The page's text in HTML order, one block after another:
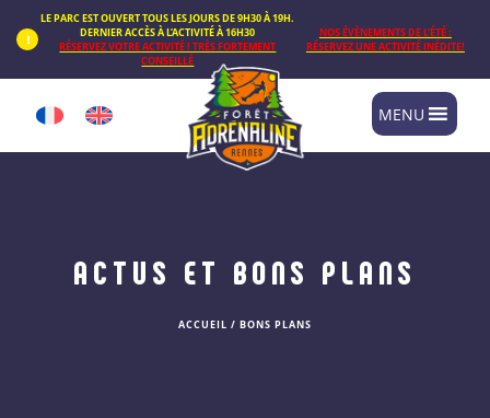
LE PARC EST OUVERT TOUS LES JOURS DE 9H30 À 19H.
DERNIER ACCÈS À L’ACTIVITÉ À 16H30
RÉSERVEZ VOTRE ACTIVITÉ ! TRÈS FORTEMENT
CONSEILLÉ
NOS ÉVÈNEMENTS DE L’ÉTÉ :
RÉSERVEZ UNE ACTIVITÉ INÉDITE!
MENU
ACTUS ET BONS PLANS
ACCUEIL / BONS PLANS
Panneau de gestion des cookies